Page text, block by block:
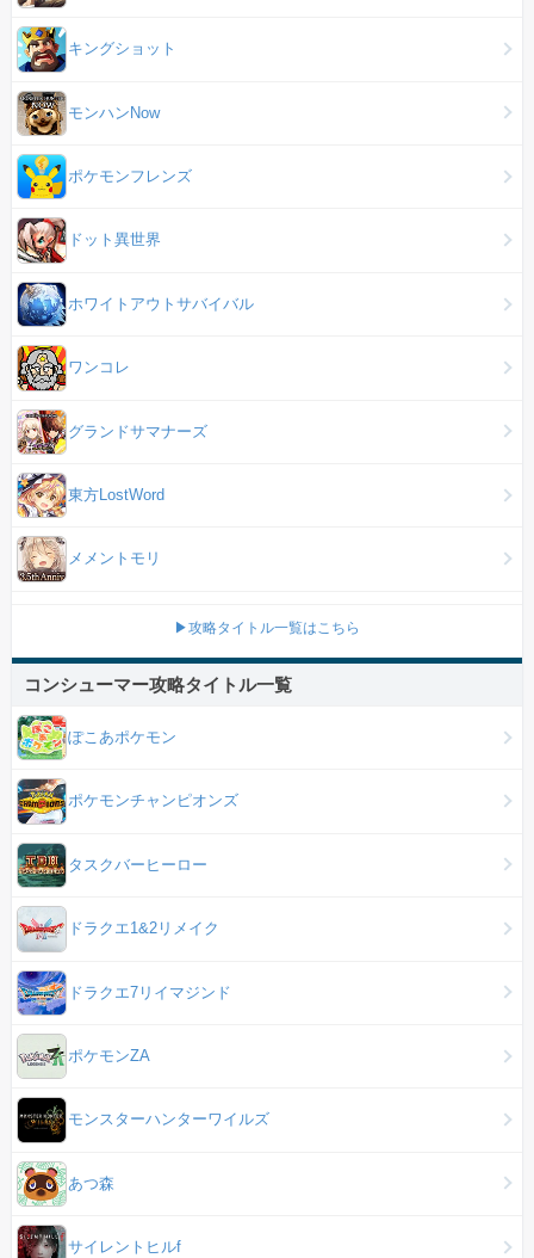
キングショット
モンハンNow
ポケモンフレンズ
ドット異世界
ホワイトアウトサバイバル
ワンコレ
グランドサマナーズ
東方LostWord
メメントモリ
▶攻略タイトル一覧はこちら
コンシューマー攻略タイトル一覧
ぽこあポケモン
ポケモンチャンピオンズ
タスクバーヒーロー
ドラクエ1&2リメイク
ドラクエ7リイマジンド
ポケモンZA
モンスターハンターワイルズ
あつ森
サイレントヒルf